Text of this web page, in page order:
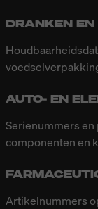
DRANKEN
AUTO- EN
Serienummers
componenten en
Artikelnummers